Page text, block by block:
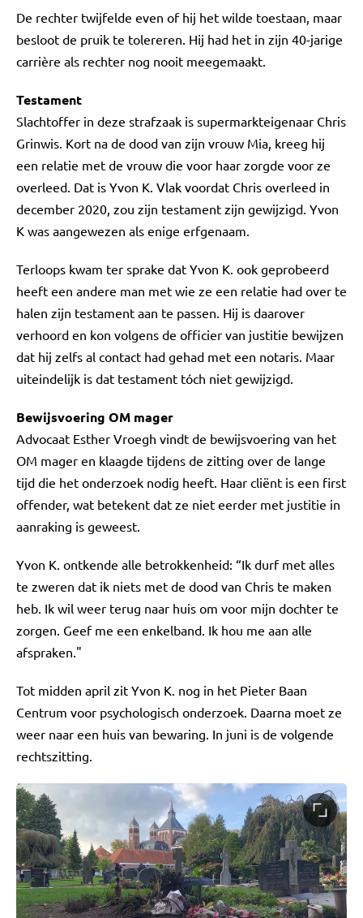
De rechter twijfelde even of hij het wilde toestaan, maar
besloot de pruik te tolereren. Hij had het in zijn 40-jarige
carrière als rechter nog nooit meegemaakt.
Testament
Slachtoffer in deze strafzaak is supermarkteigenaar Chris
Grinwis. Kort na de dood van zijn vrouw Mia, kreeg hij
een relatie met de vrouw die voor haar zorgde voor ze
overleed. Dat is Yvon K. Vlak voordat Chris overleed in
december 2020, zou zijn testament zijn gewijzigd. Yvon
K was aangewezen als enige erfgenaam.
Terloops kwam ter sprake dat Yvon K. ook geprobeerd
heeft een andere man met wie ze een relatie had over te
halen zijn testament aan te passen. Hij is daarover
verhoord en kon volgens de officier van justitie bewijzen
dat hij zelfs al contact had gehad met een notaris. Maar
uiteindelijk is dat testament tóch niet gewijzigd.
Bewijsvoering OM mager
Advocaat Esther Vroegh vindt de bewijsvoering van het
OM mager en klaagde tijdens de zitting over de lange
tijd die het onderzoek nodig heeft. Haar cliënt is een first
offender, wat betekent dat ze niet eerder met justitie in
aanraking is geweest.
Yvon K. ontkende alle betrokkenheid: “Ik durf met alles
te zweren dat ik niets met de dood van Chris te maken
heb. Ik wil weer terug naar huis om voor mijn dochter te
zorgen. Geef me een enkelband. Ik hou me aan alle
afspraken."
Tot midden april zit Yvon K. nog in het Pieter Baan
Centrum voor psychologisch onderzoek. Daarna moet ze
weer naar een huis van bewaring. In juni is de volgende
rechtszitting.